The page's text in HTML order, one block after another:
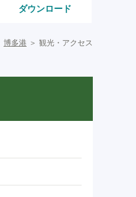
ダウンロード
博多港 ＞ 観光・アクセス